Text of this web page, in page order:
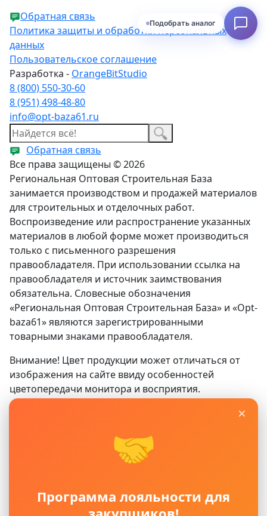
×
🤝
Программа лояльности для
Обратная связь
Политика защиты и обработки персональных
данных
Пользовательское соглашение
Разработка - OrangeBitStudio
8 (800) 550-30-60
8 (951) 498-48-80
info@opt-baza61.ru
Обратная связь
Все права защищены © 2026
Региональная Оптовая Строительная База
занимается производством и продажей материалов
для строительных и отделочных работ.
Воспроизведение или распространение указанных
материалов в любой форме может производиться
только с письменного разрешения
правообладателя. При использовании ссылка на
правообладателя и источник заимствования
обязательна. Словесные обозначения
«Региональная Оптовая Строительная База» и «Opt-
baza61» являются зарегистрированными
товарными знаками правообладателя.
Внимание! Цвет продукции может отличаться от
изображения на сайте ввиду особенностей
цветопередачи монитора и восприятия.
не является публичной офертой, определяемой
положениями ГК РФ. Для получения подробной
офисы продаж.
Подобрать аналог